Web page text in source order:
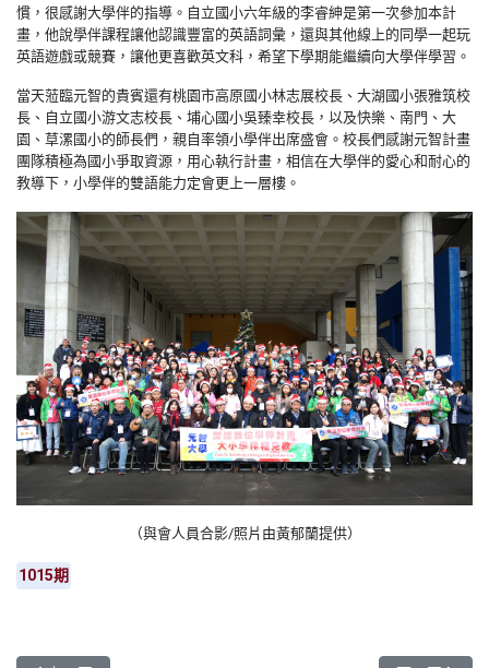
慣，很感謝大學伴的指導。自立國小六年級的李睿紳是第一次參加本計
畫，他說學伴課程讓他認識豐富的英語詞彙，還與其他線上的同學一起玩
英語遊戲或競賽，讓他更喜歡英文科，希望下學期能繼續向大學伴學習。
當天蒞臨元智的貴賓還有桃園市高原國小林志展校長、大湖國小張雅筑校
長、自立國小游文志校長、埔心國小吳臻幸校長，以及快樂、南門、大
園、草漯國小的師長們，親自率領小學伴出席盛會。校長們感謝元智計畫
團隊積極為國小爭取資源，用心執行計畫，相信在大學伴的愛心和耐心的
教導下，小學伴的雙語能力定會更上一層樓。
（與會人員合影/照片由黃郁蘭提供）
1015期